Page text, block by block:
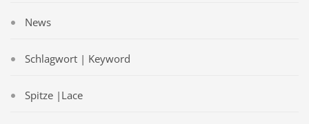
News
Schlagwort | Keyword
Spitze |Lace